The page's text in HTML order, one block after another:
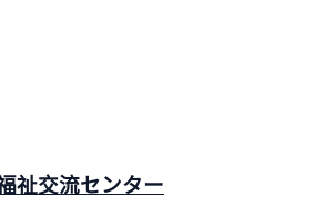
祉交流センター